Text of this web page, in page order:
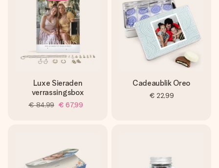
Luxe Sieraden
verrassingsbox
€ 84,99 € 67,99
Cadeaublik Oreo
€ 22,99